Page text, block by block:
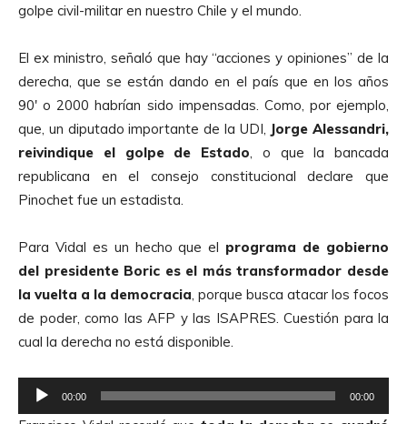
golpe civil-militar en nuestro Chile y el mundo.
El ex ministro, señaló que hay “acciones y opiniones” de la
derecha, que se están dando en el país que en los años
90′ o 2000 habrían sido impensadas. Como, por ejemplo,
que, un diputado importante de la UDI, Jorge Alessandri,
reivindique el golpe de Estado , o que la bancada
republicana en el consejo constitucional declare que
Pinochet fue un estadista.
Para Vidal es un hecho que el programa de gobierno
del presidente Boric es el más transformador desde
la vuelta a la democracia , porque busca atacar los focos
de poder, como las AFP y las ISAPRES. Cuestión para la
cual la derecha no está disponible.
e
00:00 00:00